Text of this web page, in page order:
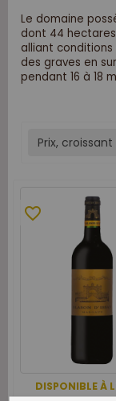
Le domaine
dont 44
alliant
des graves en
pendant 16 à 18
Prix, croissant
DISPONIBLE À
favorite_border